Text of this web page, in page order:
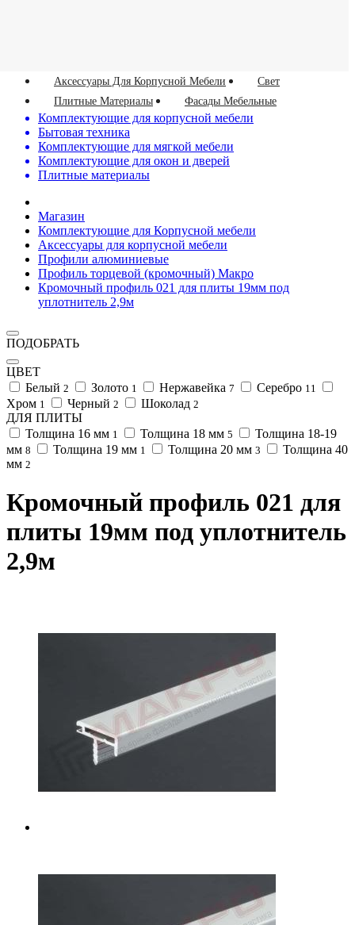
Аксессуары Для Корпусной Мебели
Свет
Плитные Материалы
Фасады Мебельные
Комплектующие для корпусной мебели
Бытовая техника
Комплектующие для мягкой мебели
Комплектующие для окон и дверей
Плитные материалы
Магазин
Комплектующие для Корпусной мебели
Аксессуары для корпусной мебели
Профили алюминиевые
Профиль торцевой (кромочный) Макро
Кромочный профиль 021 для плиты 19мм под
уплотнитель 2,9м
ПОДОБРАТЬ
ЦВЕТ
Белый 2 Золото 1 Нержавейка 7 Серебро 11
Хром 1 Черный 2 Шоколад 2
ДЛЯ ПЛИТЫ
Толщина 16 мм 1 Толщина 18 мм 5
Толщина 18-19
мм 8 Толщина 19 мм 1 Толщина 20 мм 3
Толщина 40
мм 2
Кромочный профиль 021 для
плиты 19мм под уплотнитель
2,9м